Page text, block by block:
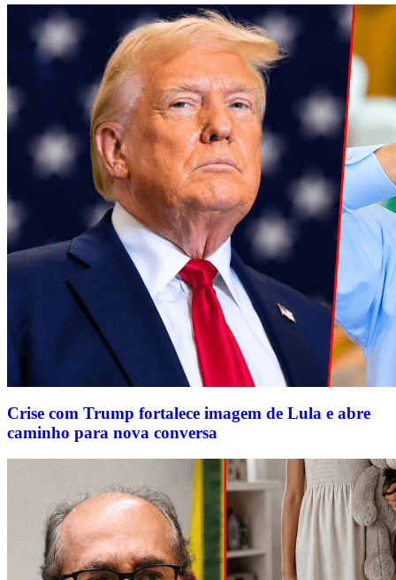
Crise com Trump fortalece imagem de Lula e abre
caminho para nova conversa